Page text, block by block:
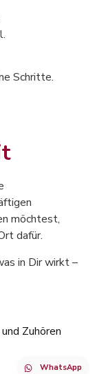
Schritte.
möchtest,
dafür.
in Dir wirkt –
Zuhören
WhatsApp